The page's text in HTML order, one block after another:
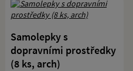
Samolepky s
dopravními prostředky
(8 ks, arch)